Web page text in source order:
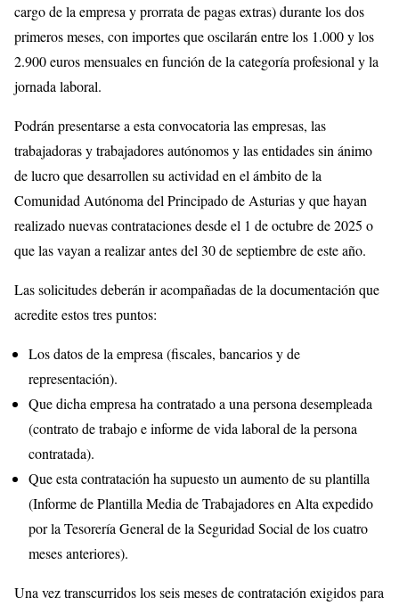
cargo de la empresa y prorrata de pagas extras) durante los dos
primeros meses, con importes que oscilarán entre los 1.000 y los
2.900 euros mensuales en función de la categoría profesional y la
jornada laboral.
Podrán presentarse a esta convocatoria las empresas, las
trabajadoras y trabajadores autónomos y las entidades sin ánimo
de lucro que desarrollen su actividad en el ámbito de la
Comunidad Autónoma del Principado de Asturias y que hayan
realizado nuevas contrataciones desde el 1 de octubre de 2025 o
que las vayan a realizar antes del 30 de septiembre de este año.
Las solicitudes deberán ir acompañadas de la documentación que
acredite estos tres puntos:
Los datos de la empresa (fiscales, bancarios y de
representación).
Que dicha empresa ha contratado a una persona desempleada
(contrato de trabajo e informe de vida laboral de la persona
contratada).
Que esta contratación ha supuesto un aumento de su plantilla
(Informe de Plantilla Media de Trabajadores en Alta expedido
por la Tesorería General de la Seguridad Social de los cuatro
meses anteriores).
Una vez transcurridos los seis meses de contratación exigidos para